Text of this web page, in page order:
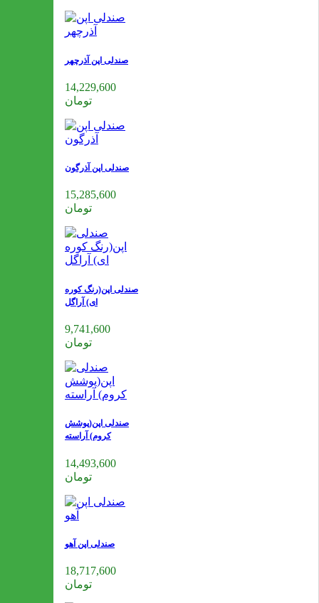
صندلی اپن آذرچهر
14,229,600
تومان
صندلی اپن آذرگون
15,285,600
تومان
صندلی اپن(رنگ کوره
ای) آراگل
9,741,600
تومان
صندلی اپن(پوشش
کروم) آراسته
14,493,600
تومان
صندلی اپن آهو
18,717,600
تومان